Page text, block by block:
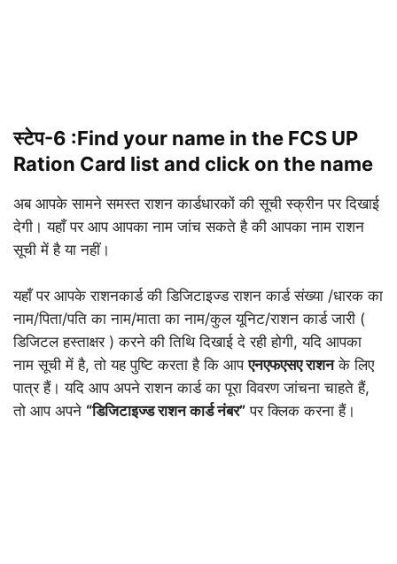
स्टेप-6 :Find your name in the FCS UP
Ration Card list and click on the name
अब आपके सामने समस्त राशन कार्डधारकों की सूची स्क्रीन पर दिखाई
देगी। यहाँ पर आप आपका नाम जांच सकते है की आपका नाम राशन
सूची में है या नहीं।
यहाँ पर आपके राशनकार्ड की डिजिटाइज्ड राशन कार्ड संख्या /धारक का
नाम/पिता/पति का नाम/माता का नाम/कुल यूनिट/राशन कार्ड जारी (
डिजिटल हस्ताक्षर ) करने की तिथि दिखाई दे रही होगी, यदि आपका
नाम सूची में है, तो यह पुष्टि करता है कि आपएनएफएसए राशनके लिए
पात्र हैं। यदि आप अपने राशन कार्ड का पूरा विवरण जांचना चाहते हैं,
तो आप अपने “डिजिटाइज्ड राशन कार्ड नंबर” पर क्लिक करना हैं।